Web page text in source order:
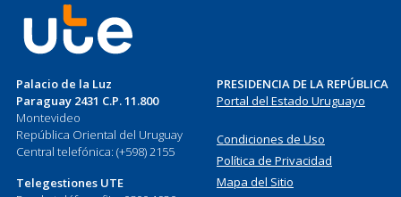
Palacio de la Luz
Paraguay 2431 C.P. 11.800
Montevideo
República Oriental del Uruguay
Central telefónica: (+598) 2155
Telegestiones UTE
PRESIDENCIA DE LA REPÚBLICA
Portal del Estado Uruguayo
Condiciones de Uso
Política de Privacidad
Mapa del Sitio